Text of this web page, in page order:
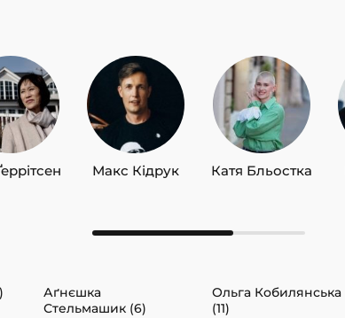
Макс Кідрук Катя Бльостка
Аґнєшка
Стельмашик (6)
Ольга Кобилянська
(11)